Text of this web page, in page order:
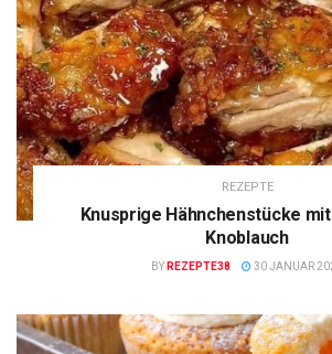
REZEPTE
Knusprige Hähnchenstücke
Knoblauch
BY REZEPTE38 30 JANUAR